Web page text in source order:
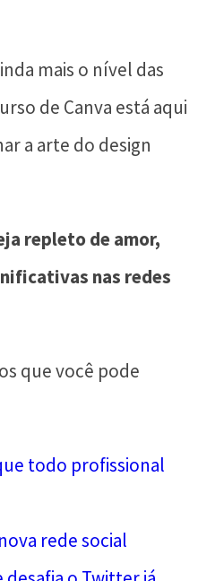
mais o nível das
de Canva está aqui
a arte do design
repleto de amor,
nas redes
que você pode
todo profissional
rede social